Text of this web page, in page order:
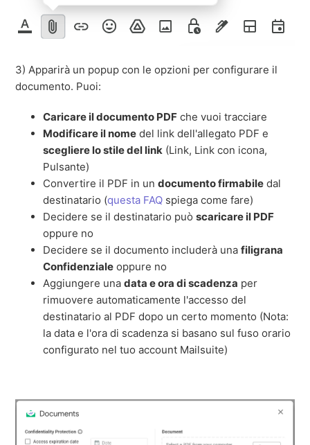
3) Apparirà un popup con le opzioni per configurare il
documento. Puoi:
Caricare il documento PDF che vuoi tracciare
Modificare il nome del link dell'allegato PDF e
scegliere lo stile del link (Link, Link con icona,
Pulsante)
Convertire il PDF in undocumento firmabile dal
destinatario (questa FAQ spiega come fare)
Decidere se il destinatario puòscaricare il PDF
oppure no
Decidere se il documento includerà unafiligrana
Confidenziale oppure no
Aggiungere unadata e ora di scadenza per
rimuovere automaticamente l'accesso del
destinatario al PDF dopo un certo momento (Nota:
la data e l'ora di scadenza si basano sul fuso orario
configurato nel tuo account Mailsuite)